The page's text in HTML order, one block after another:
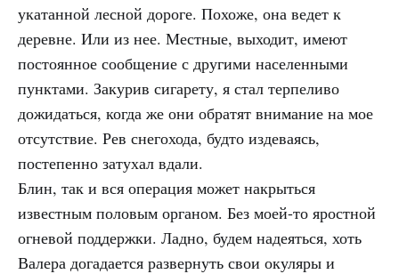
укатанной лесной дороге. Похоже, она ведет к
деревне. Или из нее. Местные, выходит, имеют
постоянное сообщение с другими населенными
пунктами. Закурив сигарету, я стал терпеливо
дожидаться, когда же они обратят внимание на мое
отсутствие. Рев снегохода, будто издеваясь,
постепенно затухал вдали.
Блин, так и вся операция может накрыться
известным половым органом. Без моей-то яростной
огневой поддержки. Ладно, будем надеяться, хоть
Валера догадается развернуть свои окуляры и